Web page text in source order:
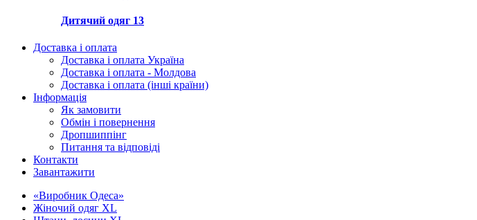
Дитячий одяг 13
Доставка і оплата
Доставка і оплата Україна
Доставка і оплата - Молдова
Доставка і оплата (інші країни)
Інформація
Як замовити
Обмін і повернення
Дропшиппінг
Питання та відповіді
Контакти
Завантажити
«Виробник Одеса»
Жіночий одяг XL